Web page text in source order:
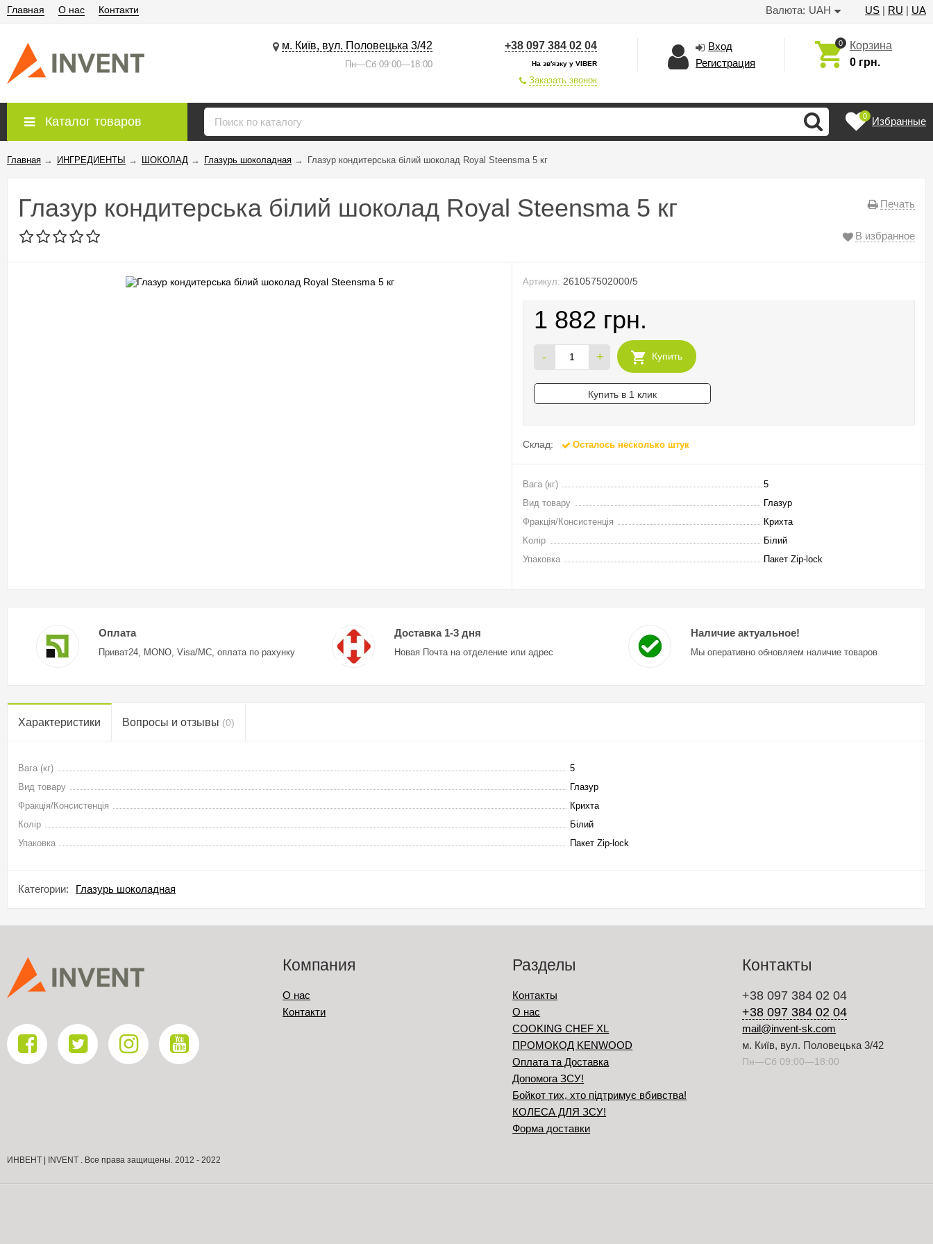
Валюта: UAH US | RU | UA
Главная О нас Контакти
м. Київ, вул. Половецька 3/42
Пн—Сб 09:00—18:00
+38 097 384 02 04
На зв'язку у VIBER
Заказать звонок
Вход
Регистрация
0
Корзина
0 грн.
Каталог товаров 0 Избранные
Главная → ИНГРЕДИЕНТЫ → ШОКОЛАД → Глазурь шоколадная → Глазур кондитерська білий шоколад Royal Steensma 5 кг
Печать
Глазур кондитерська білий шоколад Royal Steensma 5 кг
В избранное
Артикул: 261057502000/5
1 882 грн.
- + Купить
Купить в 1 клик
Склад: Осталось несколько штук
Вага (кг)
5
Вид товару
Глазур
Фракція/Консистенція
Крихта
Колір
Білий
Упаковка
Пакет Zip-lock
Оплата
Приват24, MONO, Visa/MC, оплата по рахунку
Доставка 1-3 дня
Новая Почта на отделение или адрес
Наличие актуальное!
Мы оперативно обновляем наличие товаров
Характеристики Вопросы и отзывы (0)
Вага (кг)
5
Вид товару
Глазур
Фракція/Консистенція
Крихта
Колір
Білий
Упаковка
Пакет Zip-lock
Категории: Глазурь шоколадная
Компания
О нас
Контакти
Разделы
Контакты
О нас
COOKING CHEF XL
ПРОМОКОД KENWOOD
Оплата та Доставка
Допомога ЗСУ!
Бойкот тих, хто підтримує вбивства!
КОЛЕСА ДЛЯ ЗСУ!
Форма доставки
Контакты
+38 097 384 02 04
+38 097 384 02 04
mail@invent-sk.com
м. Київ, вул. Половецька 3/42
Пн—Сб 09:00—18:00
ИНВЕНТ | INVENT . Все права защищены. 2012 - 2022